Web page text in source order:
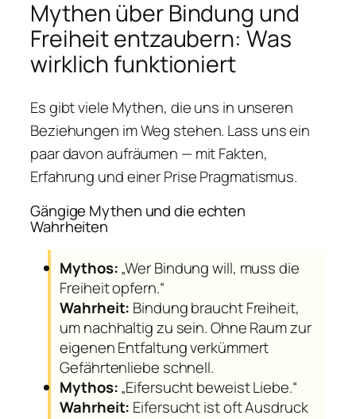
Mythen über Bindung und
Freiheit entzaubern: Was
wirklich funktioniert
Es gibt viele Mythen, die uns in unseren
Beziehungen im Weg stehen. Lass uns ein
paar davon aufräumen — mit Fakten,
Erfahrung und einer Prise Pragmatismus.
Gängige Mythen und die echten
Wahrheiten
Mythos:„Wer Bindung will, muss die
Freiheit opfern.“
Wahrheit: Bindung braucht Freiheit,
um nachhaltig zu sein. Ohne Raum zur
eigenen Entfaltung verkümmert
Gefährtenliebe schnell.
Mythos:„Eifersucht beweist Liebe.“
Wahrheit: Eifersucht ist oft Ausdruck